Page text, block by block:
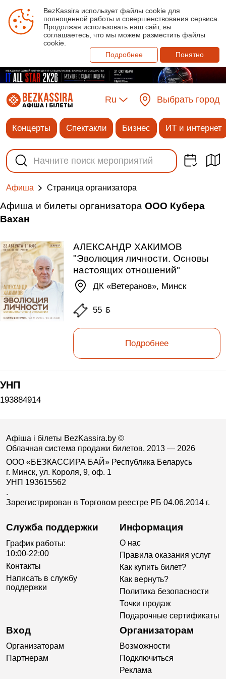
BezKassira использует файлы cookie для
полноценной работы и совершенствования сервиса.
Продолжая использовать наш сайт, вы
соглашаетесь, что мы можем разместить файлы
cookie.
Подробнее
Понятно
Ru Выбрать город
Концерты Спектакли Бизнес ИТ и интернет
Афиша Cтраница организатора
Афиша и билеты организатора ООО Кубера
Вахан
АЛЕКСАНДР ХАКИМОВ
"Эволюция личности. Основы
настоящих отношений"
ДК «Ветеранов», Минск
55ƃ
Подробнее
УНП
193884914
Афіша і білеты BezKassira.by ©
Облачная система продажи билетов, 2013 — 2026
ООО «БЕЗКАССИРА БАЙ» Республика Беларусь
г. Минск, ул. Короля, 9, оф. 1
УНП 193615562
.
Зарегистрирован в Торговом реестре РБ 04.06.2014 г.
Служба поддержки
График работы:
10:00-22:00
Контакты
Написать в службу
поддержки
Информация
О нас
Правила оказания услуг
Как купить билет?
Как вернуть?
Политика безопасности
Точки продаж
Подарочные сертификаты
Вход
Организаторам
Партнерам
Организаторам
Возможности
Подключиться
Реклама